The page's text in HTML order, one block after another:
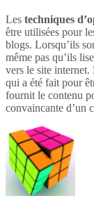
Les techniques
être utilisées pour
blogs. Lorsqu’ils
même pas qu’ils
vers le site internet.
qui a été fait pour
fournit le contenu
convaincante d’un